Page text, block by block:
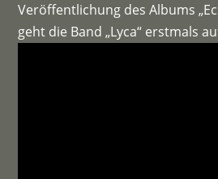
Veröffentlichung des Albums
geht die Band „Lyca“ erstmals